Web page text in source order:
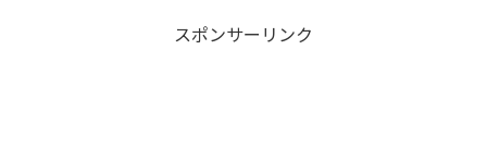
スポンサーリンク